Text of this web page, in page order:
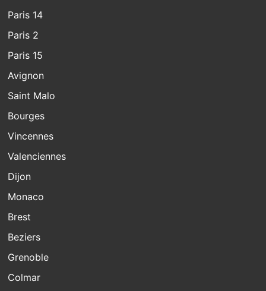
Paris 14
Paris 2
Paris 15
Avignon
Saint Malo
Bourges
Vincennes
Valenciennes
Dijon
Monaco
Brest
Beziers
Grenoble
Colmar